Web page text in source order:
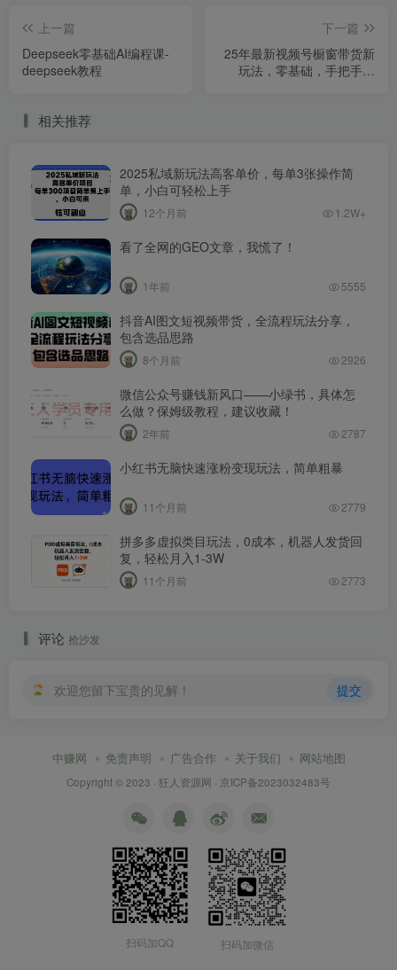
上一篇
Deepseek零基础AI编程课-
deepseek教程
下一篇
25年最新视频号橱窗带货新
玩法，零基础，手把手教
相关推荐
2025私域新玩法高客单价，每单3张操作简
单，小白可轻松上手
12个月前 1.2W+
看了全网的GEO文章，我慌了！
1年前 5555
抖音AI图文短视频带货，全流程玩法分享，
包含选品思路
8个月前 2926
微信公众号赚钱新风口——小绿书，具体怎
么做？保姆级教程，建议收藏！
2年前 2787
小红书无脑快速涨粉变现玩法，简单粗暴
11个月前 2779
拼多多虚拟类目玩法，0成本，机器人发货回
复，轻松月入1-3W
11个月前 2773
评论 抢沙发
欢迎您留下宝贵的见解！ 提交
中赚网 免责声明 广告合作 关于我们 网站地图
Copyright © 2023 · 狂人资源网 · 京ICP备2023032483号
扫码加QQ 扫码加微信